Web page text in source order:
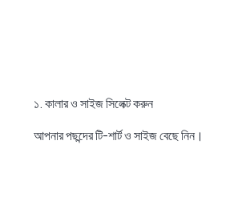
১. কালার ও সাইজ সিলেক্ট করুন
আপনার পছন্দের টি-শার্ট ও সাইজ বেছে নিন।